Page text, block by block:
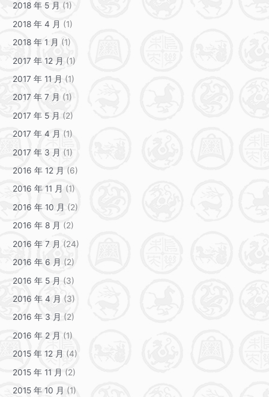
2018 年 5 月 (1)
2018 年 4 月 (1)
2018 年 1 月 (1)
2017 年 12 月 (1)
2017 年 11 月 (1)
2017 年 7 月 (1)
2017 年 5 月 (2)
2017 年 4 月 (1)
2017 年 3 月 (1)
2016 年 12 月 (6)
2016 年 11 月 (1)
2016 年 10 月 (2)
2016 年 8 月 (2)
2016 年 7 月 (24)
2016 年 6 月 (2)
2016 年 5 月 (3)
2016 年 4 月 (3)
2016 年 3 月 (2)
2016 年 2 月 (1)
2015 年 12 月 (4)
2015 年 11 月 (2)
2015 年 10 月 (1)